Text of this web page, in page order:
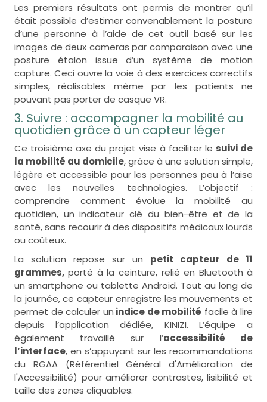
Les premiers résultats ont permis de montrer qu’il
était possible d’estimer convenablement la posture
d’une personne à l’aide de cet outil basé sur les
images de deux cameras par comparaison avec une
posture étalon issue d’un système de motion
capture. Ceci ouvre la voie à des exercices correctifs
simples, réalisables même par les patients ne
pouvant pas porter de casque VR.
3. Suivre : accompagner la mobilité au
quotidien grâce à un capteur léger
Ce troisième axe du projet vise à faciliter le suivi de
la mobilité au domicile, grâce à une solution simple,
légère et accessible pour les personnes peu à l’aise
avec les nouvelles technologies. L’objectif :
comprendre comment évolue la mobilité au
quotidien, un indicateur clé du bien-être et de la
santé, sans recourir à des dispositifs médicaux lourds
ou coûteux.
La solution repose sur un petit capteur de 11
grammes,porté à la ceinture, relié en Bluetooth à
un smartphone ou tablette Android. Tout au long de
la journée, ce capteur enregistre les mouvements et
permet de calculer un indice de mobilité facile à lire
depuis l’application dédiée, KINIZI. L’équipe a
également travaillé sur l’accessibilité de
l’interface, en s’appuyant sur les recommandations
du RGAA (Référentiel Général d'Amélioration de
l'Accessibilité) pour améliorer contrastes, lisibilité et
taille des zones cliquables.